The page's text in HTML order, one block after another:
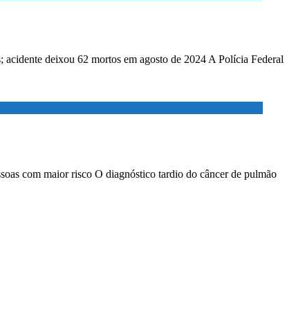
acidente deixou 62 mortos em agosto de 2024 A Polícia Federal
com maior risco O diagnóstico tardio do câncer de pulmão